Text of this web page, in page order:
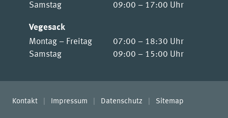
Samstag
09:00 – 17:00 Uhr
Vegesack
Montag – Freitag
07:00 – 18:30 Uhr
Samstag
09:00 – 15:00 Uhr
Kontakt Impressum Datenschutz Sitemap